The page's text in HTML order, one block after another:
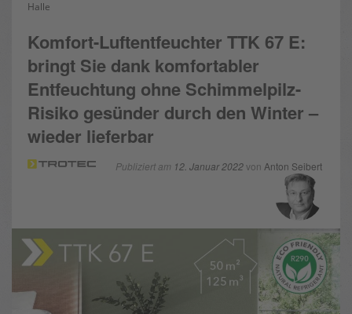
Halle
Komfort-Luftentfeuchter TTK 67 E:
bringt Sie dank komfortabler
Entfeuchtung ohne Schimmelpilz-
Risiko gesünder durch den Winter –
wieder lieferbar
Publiziert am 12. Januar 2022von Anton Seibert